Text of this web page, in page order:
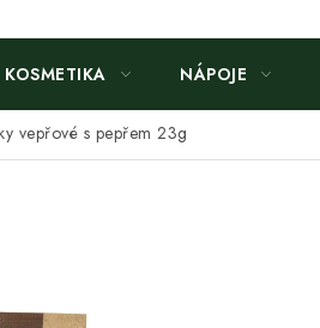
NÁPOJE
vepřové s pepřem 23g